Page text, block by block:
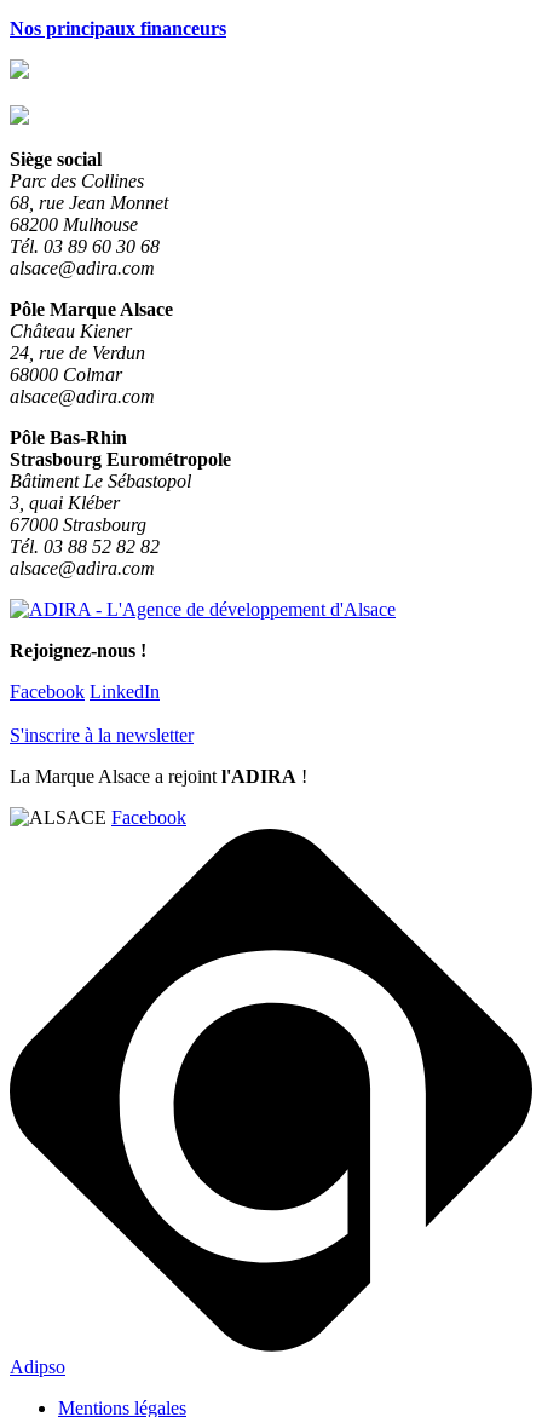
Nos principaux financeurs
Siège social
Parc des Collines
68, rue Jean Monnet
68200 Mulhouse
Tél. 03 89 60 30 68
alsace@adira.com
Pôle Marque Alsace
Château Kiener
24, rue de Verdun
68000 Colmar
alsace@adira.com
Pôle Bas-Rhin
Strasbourg Eurométropole
Bâtiment Le Sébastopol
3, quai Kléber
67000 Strasbourg
Tél. 03 88 52 82 82
alsace@adira.com
Rejoignez-nous !
Facebook LinkedIn
S'inscrire à la newsletter
La Marque Alsace a rejoint l'ADIRA !
Facebook
Adipso
Mentions légales